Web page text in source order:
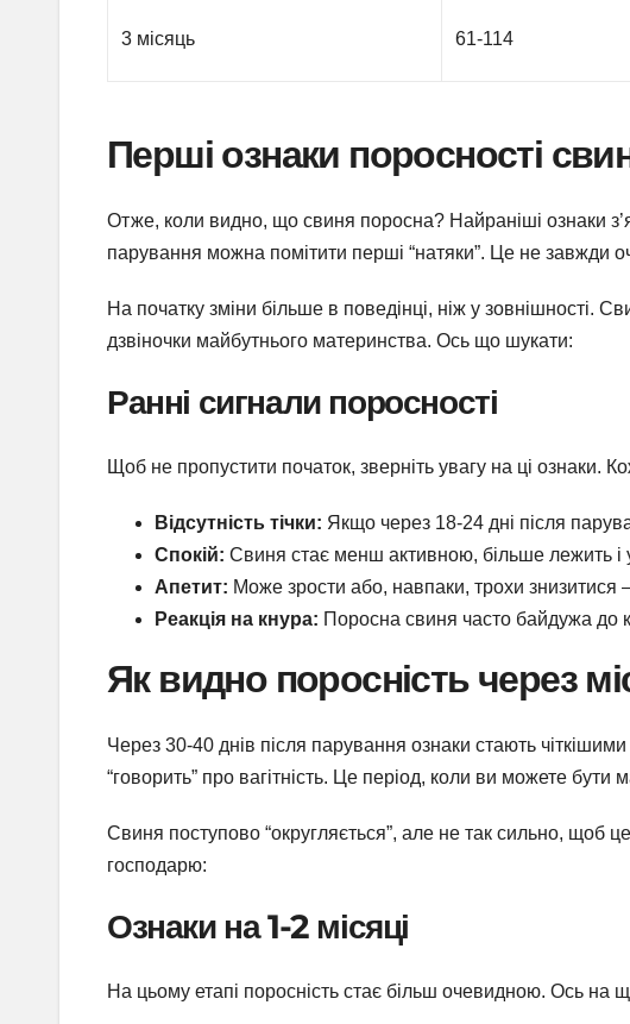
3 місяць 61-114
Перші ознаки поросності
Отже, коли видно, що свиня поросна? Найраніші ознаки
парування можна помітити перші “натяки”. Це не завжди
На початку зміни більше в поведінці, ніж у зовнішності.
дзвіночки майбутнього материнства. Ось що шукати:
Ранні сигнали поросності
Щоб не пропустити початок, зверніть увагу на ці ознаки.
Відсутність тічки: Якщо через 18-24 дні після
Спокій: Свиня стає менш активною, більше лежить і
Апетит: Може зрости або, навпаки, трохи знизитися
Реакція на кнура: Поросна свиня часто байдужа до
Як видно поросність через
Через 30-40 днів після парування ознаки стають
“говорить” про вагітність. Це період, коли ви можете
Свиня поступово “округляється”, але не так сильно, щоб
господарю:
Ознаки на 1-2 місяці
На цьому етапі поросність стає більш очевидною. Ось на